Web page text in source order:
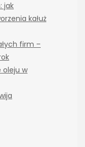
jak
kałuż
firm –
oleju w